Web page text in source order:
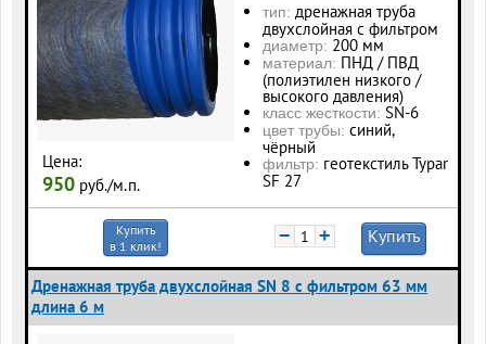
Цена:
950 руб./м.п.
тип: дренажная труба
двухслойная с фильтром
диаметр: 200 мм
материал: ПНД / ПВД
(полиэтилен низкого /
высокого давления)
класс жесткости: SN-6
цвет трубы: синий,
чёрный
фильтр: геотекстиль Typar
SF 27
Купить
в 1 клик!
− + Купить
Дренажная труба двухслойная SN 8 с фильтром 63 мм
длина 6 м